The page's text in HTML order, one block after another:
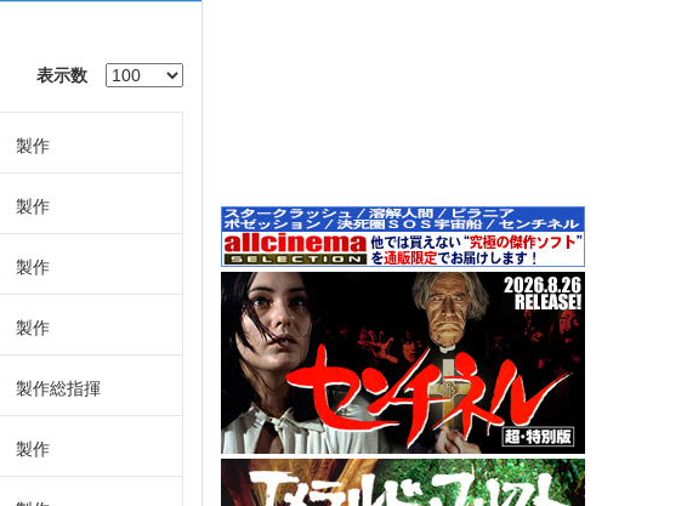
表示数
製作
製作
製作
製作
製作総指揮
製作